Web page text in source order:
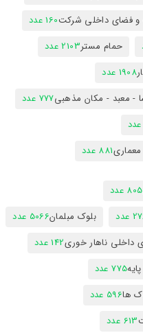
و فضای داخلی شرکت160 عدد
حمام مستر2103 عدد
1908 عدد
- معبد - مکان مذهبی777 عدد
معماری881 عدد
805 عدد
عدد بلوک مبلمان5066 عدد
داخلی ناهار خوری142 عدد
775 عدد
ها596 عدد
613 عدد